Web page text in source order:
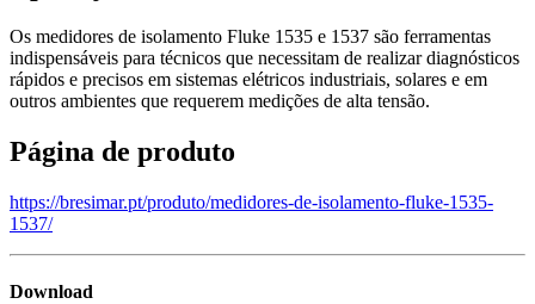
Os medidores de isolamento Fluke 1535 e 1537 são ferramentas
indispensáveis para técnicos que necessitam de realizar diagnósticos
rápidos e precisos em sistemas elétricos industriais, solares e em
outros ambientes que requerem medições de alta tensão.
Página de produto
https://bresimar.pt/produto/medidores-de-isolamento-fluke-1535-
1537/
Download